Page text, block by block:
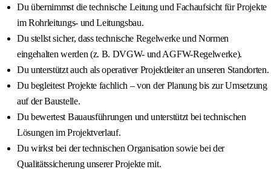
Du übernimmst die technische Leitung und Fachaufsicht für Projekte
im Rohrleitungs- und Leitungsbau.
Du stellst sicher, dass technische Regelwerke und Normen
eingehalten werden (z. B. DVGW- und AGFW-Regelwerke).
Du unterstützt auch als operativer Projektleiter an unseren Standorten.
Du begleitest Projekte fachlich – von der Planung bis zur Umsetzung
auf der Baustelle.
Du bewertest Bauausführungen und unterstützt bei technischen
Lösungen im Projektverlauf.
Du wirkst bei der technischen Organisation sowie bei der
Qualitätssicherung unserer Projekte mit.